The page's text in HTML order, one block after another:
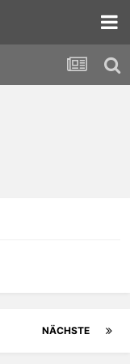
NÄCHSTE